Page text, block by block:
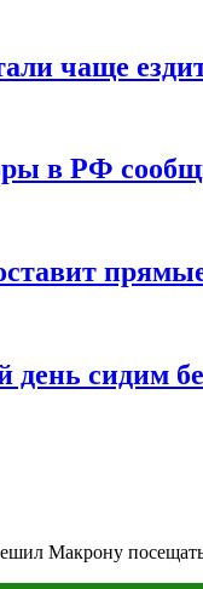
чаще
в РФ
день сидим
Макрону